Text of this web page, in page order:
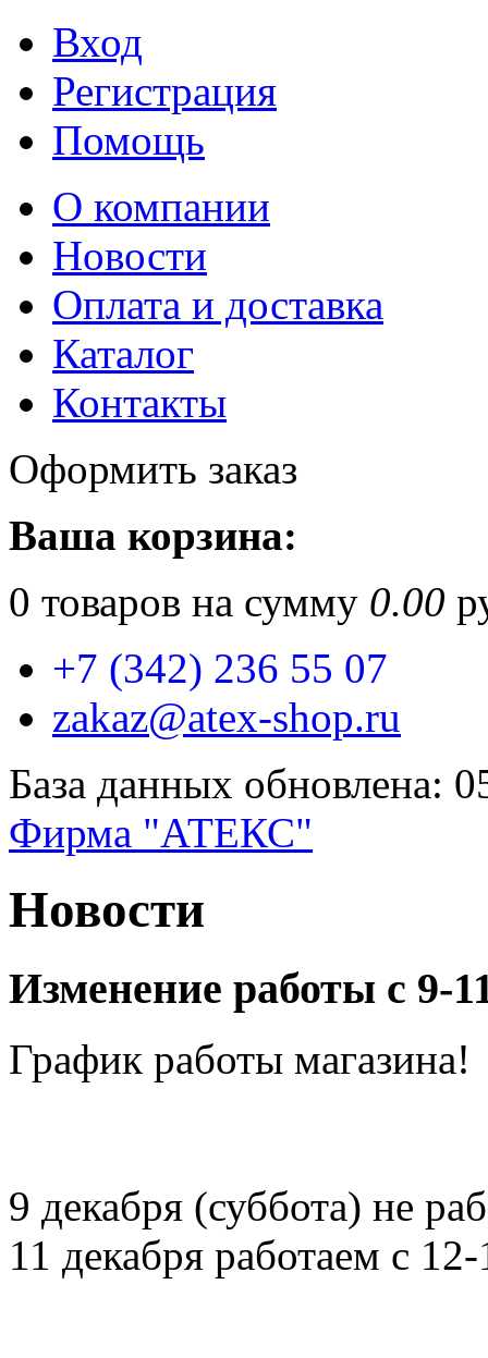
Вход
Регистрация
Помощь
О компании
Новости
Оплата и доставка
Каталог
Контакты
Оформить заказ
Ваша корзина:
0 товаров на сумму 0.00
+7 (342) 236 55 07
zakaz@atex-shop.ru
База данных обновлена:
Фирма "АТЕКС"
Новости
Изменение работы с 9-
График работы магазина!
9 декабря (суббота) не
11 декабря работаем с